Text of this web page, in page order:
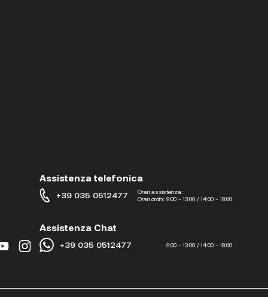
Assistenza telefonica
+39 035 0512477
Orari assistenza:
Orari ordini: 9:00 - 13:00 / 14:00 - 18:00
Assistenza Chat
+39 035 0512477 9:00 - 13:00 / 14:00 - 18:00